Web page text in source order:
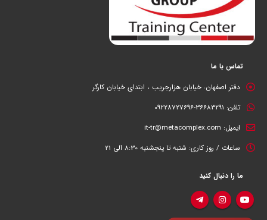
تماس با ما
دفتر اصفهان: خیابان هزارجریب ، ابتدای خیابان کارگر
تلفن: 36683291-09228727696
ایمیل: it-tr@metacomplex.com
ساعات / روز کاری: شنبه تا پنجشنبه 8:30 الی 21
ما را دنبال کنید